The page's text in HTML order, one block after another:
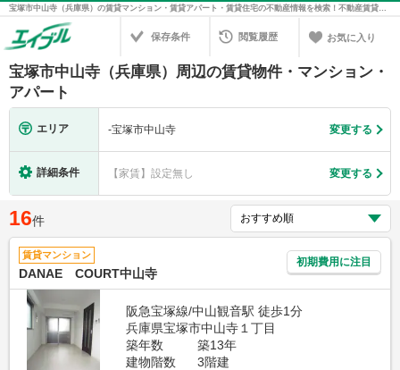
宝塚市中山寺（兵庫県）の賃貸マンション・賃貸アパート・賃貸住宅の不動産情報を検索！不動産賃貸の物件探しは、お部屋探しのエイブル
保存条件 閲覧履歴 お気に入り
宝塚市中山寺（兵庫県）周辺の賃貸物件・マンション・
アパート
エリア -宝塚市中山寺 変更する
詳細条件 【家賃】設定無し 変更する
16件
賃貸マンション
DANAE COURT中山寺
初期費用に注目
阪急宝塚線/中山観音駅 徒歩1分
兵庫県宝塚市中山寺１丁目
築年数
築13年
建物階数
3階建